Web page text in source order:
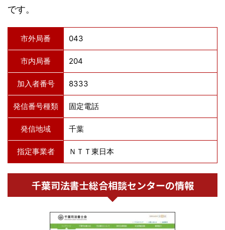
です。
市外局番 043
市内局番 204
加入者番号 8333
発信番号種類 固定電話
発信地域 千葉
指定事業者 ＮＴＴ東日本
千葉司法書士総合相談センターの情報